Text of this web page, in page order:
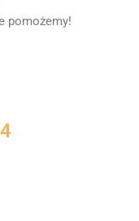
pomożemy!